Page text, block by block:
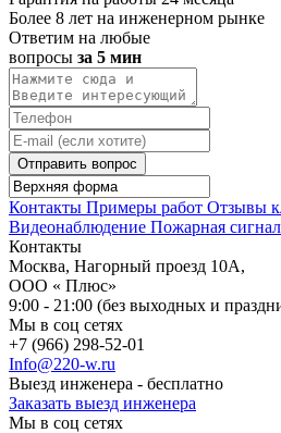
Более 8 лет на инженерном рынке
Ответим на любые
вопросы за 5 мин
Отправить вопрос
Контакты Примеры работ Отзывы
Видеонаблюдение Пожарная
Контакты
Москва, Нагорный проезд 10А,
ООО « Плюс»
9:00 - 21:00 (без выходных и
Мы в соц сетях
+7 (966) 298-52-01
Info@220-w.ru
Выезд инженера - бесплатно
Заказать выезд инженера
Мы в соц сетях